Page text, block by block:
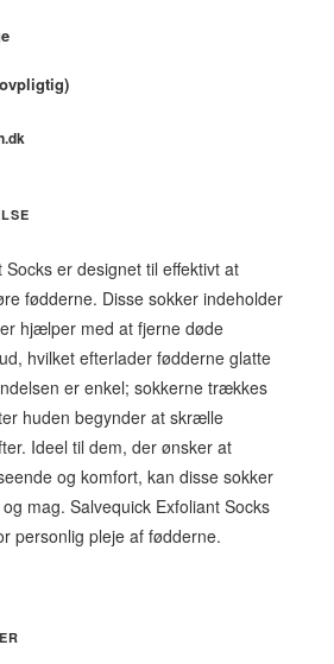
Socks er designet til effektivt at
fødderne. Disse sokker indeholder
hjælper med at fjerne døde
hvilket efterlader fødderne glatte
er enkel; sokkerne trækkes
huden begynder at skrælle
Ideel til dem, der ønsker at
og komfort, kan disse sokker
mag. Salvequick Exfoliant Socks
personlig pleje af fødderne.